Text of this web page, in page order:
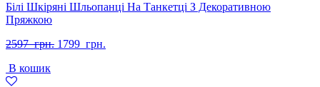
Білі Шкіряні Шльопанці На Танкетці З Декоративною
Пряжкою
2597 грн. Оригінальна
1799 грн.
В кошик